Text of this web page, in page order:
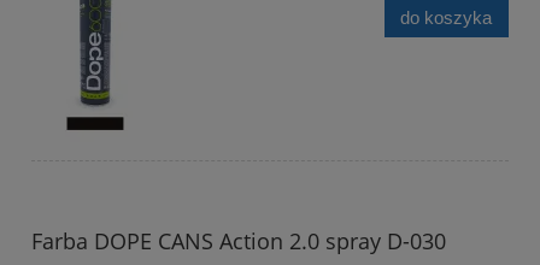
do koszyka
Farba DOPE CANS Action 2.0 spray D-030